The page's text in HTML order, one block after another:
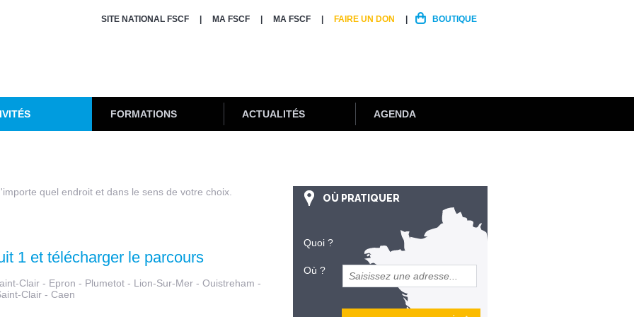
SITE NATIONAL FSCF MA FSCF MA FSCF FAIRE UN DON BOUTIQUE
FORMATIONS ACTUALITÉS AGENDA
quel endroit et dans le sens de votre choix.
1 et télécharger le parcours
Clair - Epron - Plumetot - Lion-Sur-Mer - Ouistreham -
Clair - Caen
OÙ PRATIQUER
Quoi ?
Où ?
et